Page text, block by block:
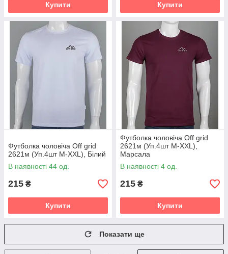
Купити Купити
Футболка чоловіча Off grid
2621м (Уп.4шт M-XXL), Білий
В наявності 44 од.
215 ₴
Купити
Футболка чоловіча Off grid
2621м (Уп.4шт M-XXL),
Марсала
В наявності 4 од.
215 ₴
Купити
Показати ще